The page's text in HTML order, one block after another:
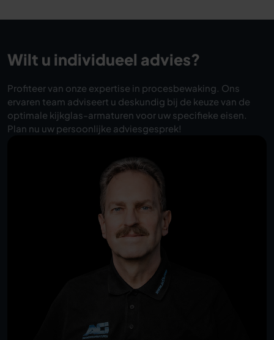
Wilt u individueel advies?
Profiteer van onze expertise in procesbewaking. Ons
ervaren team adviseert u deskundig bij de keuze van de
optimale kijkglas-armaturen voor uw specifieke eisen.
Plan nu uw persoonlijke adviesgesprek!